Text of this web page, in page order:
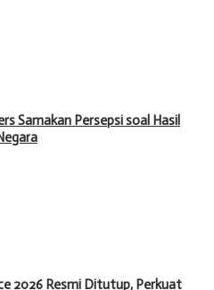
Samakan Persepsi soal Hasil
2026 Resmi Ditutup, Perkuat